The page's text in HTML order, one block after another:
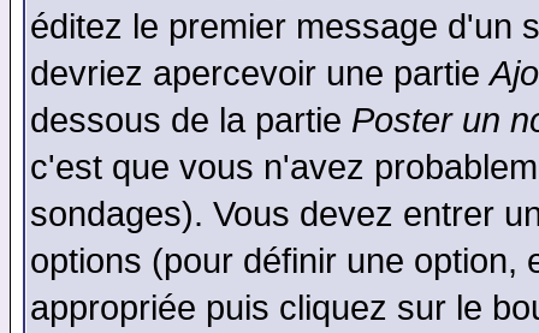
éditez le premier message d'un
devriez apercevoir une partie
dessous de la partie Poster un
c'est que vous n'avez
sondages). Vous devez entrer
options (pour définir une option,
appropriée puis cliquez sur le